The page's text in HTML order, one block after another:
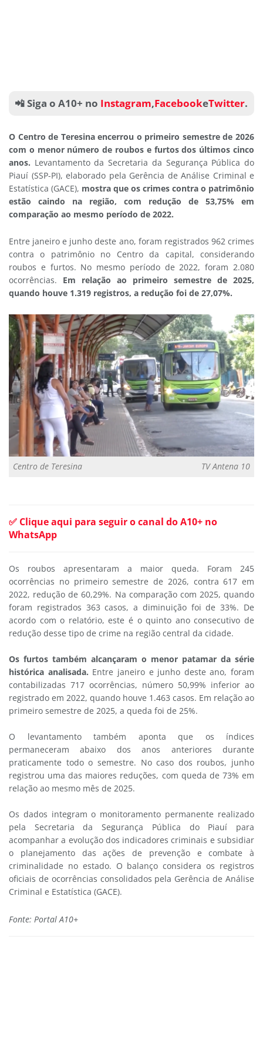
📲 Siga o A10+ no Instagram,FacebookeTwitter.
O Centro de Teresina encerrou o primeiro semestre de 2026
com o menor número de roubos e furtos dos últimos cinco
anos. Levantamento da Secretaria da Segurança Pública do
Piauí (SSP-PI), elaborado pela Gerência de Análise Criminal e
Estatística (GACE), mostra que os crimes contra o patrimônio
estão caindo na região, com redução de 53,75% em
comparação ao mesmo período de 2022.
Entre janeiro e junho deste ano, foram registrados 962 crimes
contra o patrimônio no Centro da capital, considerando
roubos e furtos. No mesmo período de 2022, foram 2.080
ocorrências. Em relação ao primeiro semestre de 2025,
quando houve 1.319 registros, a redução foi de 27,07%.
Centro de Teresina TV Antena 10
✅ Clique aqui para seguir o canal do A10+ no
WhatsApp
Os roubos apresentaram a maior queda. Foram 245
ocorrências no primeiro semestre de 2026, contra 617 em
2022, redução de 60,29%. Na comparação com 2025, quando
foram registrados 363 casos, a diminuição foi de 33%. De
acordo com o relatório, este é o quinto ano consecutivo de
redução desse tipo de crime na região central da cidade.
Os furtos também alcançaram o menor patamar da série
histórica analisada. Entre janeiro e junho deste ano, foram
contabilizadas 717 ocorrências, número 50,99% inferior ao
registrado em 2022, quando houve 1.463 casos. Em relação ao
primeiro semestre de 2025, a queda foi de 25%.
O levantamento também aponta que os índices
permaneceram abaixo dos anos anteriores durante
praticamente todo o semestre. No caso dos roubos, junho
registrou uma das maiores reduções, com queda de 73% em
relação ao mesmo mês de 2025.
Os dados integram o monitoramento permanente realizado
pela Secretaria da Segurança Pública do Piauí para
acompanhar a evolução dos indicadores criminais e subsidiar
o planejamento das ações de prevenção e combate à
criminalidade no estado. O balanço considera os registros
oficiais de ocorrências consolidados pela Gerência de Análise
Criminal e Estatística (GACE).
Fonte: Portal A10+